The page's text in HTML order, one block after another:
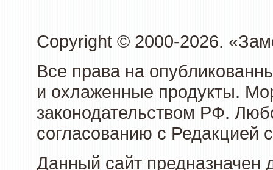
Copyright © 2000-2026.
Все права на
и охлаженные продукты.
законодательством РФ.
согласованию с Редакцией
Данный сайт предназначен